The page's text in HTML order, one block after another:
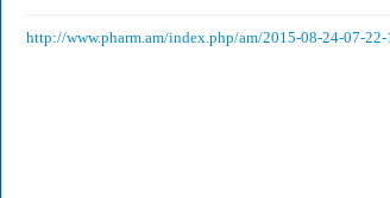
http://www.pharm.am/index.php/am/2015-08-24-07-22-